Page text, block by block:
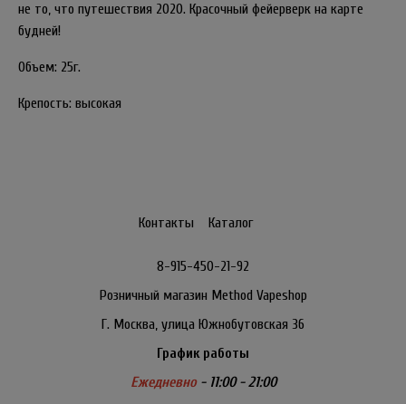
не то, что путешествия 2020. Красочный фейерверк на карте
будней!
Объем: 25г.
Крепость: высокая
Контакты Каталог
8-915-450-21-92
Розничный магазин Method Vapeshop
Г. Москва, улица Южнобутовская 36
График работы
Ежедневно- 11:00 - 21:00